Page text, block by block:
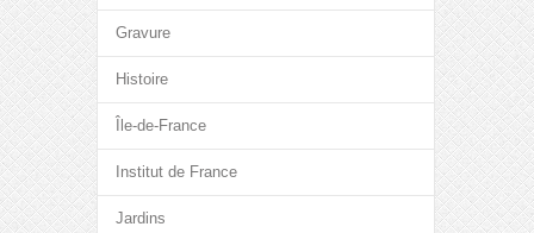
Gravure
Histoire
Île-de-France
Institut de France
Jardins